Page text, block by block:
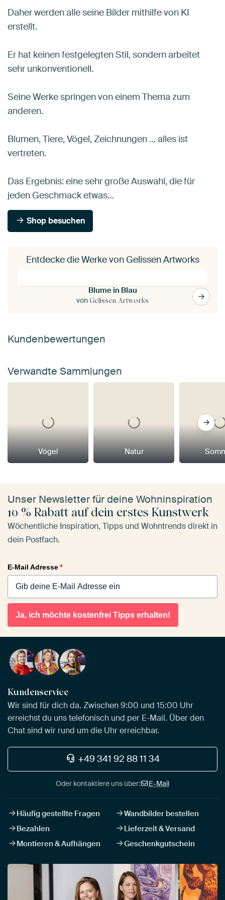
Daher werden alle seine Bilder mithilfe von KI
erstellt.
Er hat keinen festgelegten Stil, sondern arbeitet
sehr unkonventionell.
Seine Werke springen von einem Thema zum
anderen.
Blumen, Tiere, Vögel, Zeichnungen … alles ist
vertreten.
Das Ergebnis: eine sehr große Auswahl, die für
jeden Geschmack etwas…
Shop besuchen
Entdecke die Werke von Gelissen Artworks
Blume in Blau
vonGelissen Artworks
Kundenbewertungen
Verwandte Sammlungen
Vögel Natur
Unser Newsletter für deine Wohninspiration
10 % Rabatt auf dein erstes Kunstwerk
Wöchentliche Inspiration, Tipps und Wohntrends direkt in
dein Postfach.
E-Mail Adresse*
Ja, ich möchte kostenfrei Tipps erhalten!
Kundenservice
Wir sind für dich da. Zwischen 9:00 und 15:00 Uhr
erreichst du uns telefonisch und per E-Mail. Über den
Chat sind wir rund um die Uhr erreichbar.
+49 341 92 88 11 34
Oder kontaktiere uns über: E-Mail
Häufig gestellte Fragen
Wandbilder bestellen
Bezahlen
Lieferzeit & Versand
Montieren & Aufhängen
Geschenkgutschein